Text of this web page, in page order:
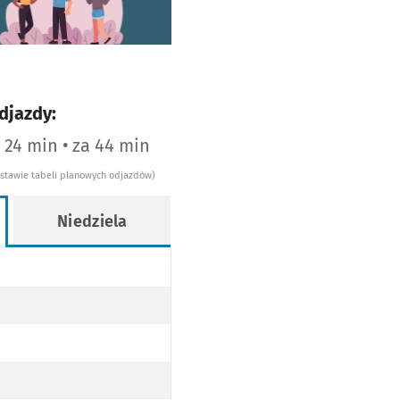
min • za 44 min
tabeli planowych odjazdów)
Niedziela